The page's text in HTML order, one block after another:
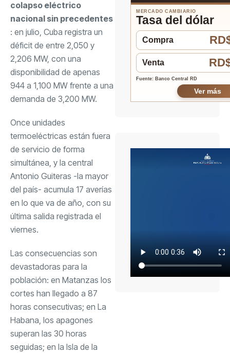
colapso eléctrico
nacional sin precedentes
: en julio, Cuba registra un
déficit de entre 2,050 y
2,206 MW, con una
disponibilidad de apenas
944 a 1,100 MW frente a una
demanda de 3,200 MW.
Once unidades
termoeléctricas están fuera
de servicio de forma
simultánea, y la central
Antonio Guiteras -la mayor
del país- acumula 17 averías
en lo que va de año, con su
última salida registrada el
viernes.
Las consecuencias son
devastadoras para la
población: en Matanzas los
cortes han llegado a 87
horas consecutivas; en La
Habana, los apagones
superan las 30 horas
seguidas; en la Isla de la
MERCADO CAMBIARIO
Tasa del dólar
Compra
Venta
Fuente: Banco Central RD
Ver más